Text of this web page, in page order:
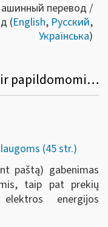
перевод /
(English, Русский,
Українська)
Kas laikoma prekių vežimu ir papildomomis vežimo paslaugomis?
(45 str.)
paštą) gabenimas
taip pat prekių
energijos